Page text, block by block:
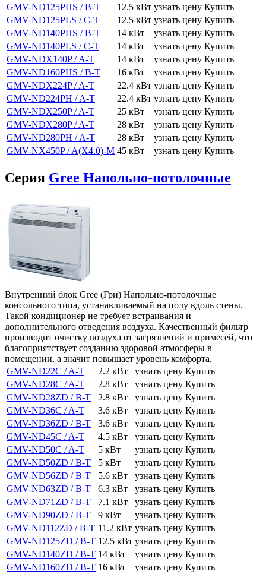
GMV-ND125PHS / B-T
12.5 кВт узнать цену Купить
GMV-ND125PLS / C-T
12.5 кВт узнать цену Купить
GMV-ND140PHS / B-T
14 кВт узнать цену Купить
GMV-ND140PLS / C-T
14 кВт узнать цену Купить
GMV-NDX140P / A-T
14 кВт узнать цену Купить
GMV-ND160PHS / B-T
16 кВт узнать цену Купить
GMV-NDX224P / A-T
22.4 кВт узнать цену Купить
GMV-ND224PH / A-T
22.4 кВт узнать цену Купить
GMV-NDX250P / A-T
25 кВт узнать цену Купить
GMV-NDX280P / A-T
28 кВт узнать цену Купить
GMV-ND280PH / A-T
28 кВт узнать цену Купить
GMV-NX450P / A(X4.0)-M 45 кВт узнать цену Купить
Серия Gree Напольно-потолочные
Внутренний блок Gree (Гри) Напольно-потолочные
консольного типа, устанавливаемый на полу вдоль стены.
Такой кондиционер не требует встраивания и
дополнительного отведения воздуха. Качественный фильтр
производит очистку воздуха от загрязнений и примесей, что
благоприятствует созданию здоровой атмосферы в
помещении, а значит повышает уровень комфорта.
GMV-ND22C / A-T
2.2 кВт узнать цену Купить
GMV-ND28C / A-T
2.8 кВт узнать цену Купить
GMV-ND28ZD / B-T
2.8 кВт узнать цену Купить
GMV-ND36C / A-T
3.6 кВт узнать цену Купить
GMV-ND36ZD / B-T
3.6 кВт узнать цену Купить
GMV-ND45C / A-T
4.5 кВт узнать цену Купить
GMV-ND50C / A-T
5 кВт узнать цену Купить
GMV-ND50ZD / B-T
5 кВт узнать цену Купить
GMV-ND56ZD / B-T
5.6 кВт узнать цену Купить
GMV-ND63ZD / B-T
6.3 кВт узнать цену Купить
GMV-ND71ZD / B-T
7.1 кВт узнать цену Купить
GMV-ND90ZD / B-T
9 кВт узнать цену Купить
GMV-ND112ZD / B-T 11.2 кВт узнать цену Купить
GMV-ND125ZD / B-T 12.5 кВт узнать цену Купить
GMV-ND140ZD / B-T 14 кВт узнать цену Купить
GMV-ND160ZD / B-T 16 кВт узнать цену Купить